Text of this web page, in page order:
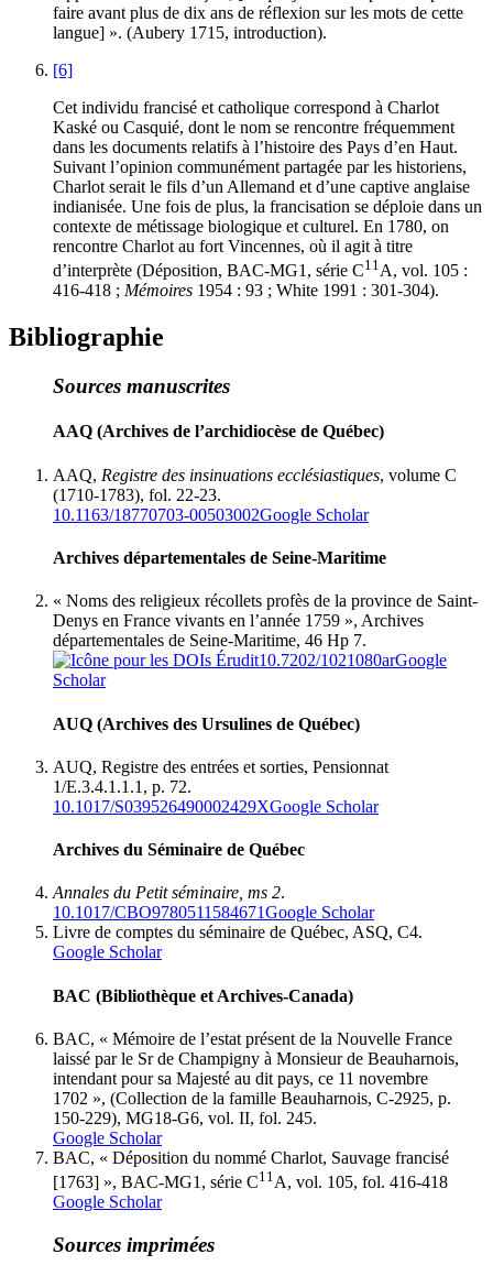
faire avant plus de dix ans de réflexion sur les mots de cette
langue] ». (Aubery 1715, introduction).
[6]
Cet individu francisé et catholique correspond à Charlot
Kaské ou Casquié, dont le nom se rencontre fréquemment
dans les documents relatifs à l’histoire des Pays d’en Haut.
Suivant l’opinion communément partagée par les historiens,
Charlot serait le fils d’un Allemand et d’une captive anglaise
indianisée. Une fois de plus, la francisation se déploie dans un
contexte de métissage biologique et culturel. En 1780, on
rencontre Charlot au fort Vincennes, où il agit à titre
d’interprète (Déposition, BAC-MG1, série C11A, vol. 105 :
416-418 ; Mémoires 1954 : 93 ; White 1991 : 301-304).
Bibliographie
Sources manuscrites
AAQ (Archives de l’archidiocèse de Québec)
AAQ, Registre des insinuations ecclésiastiques, volume C
(1710-1783), fol. 22-23.
10.1163/18770703-00503002Google Scholar
Archives départementales de Seine-Maritime
« Noms des religieux récollets profès de la province de Saint-
Denys en France vivants en l’année 1759 », Archives
départementales de Seine-Maritime, 46 Hp 7.
10.7202/1021080arGoogle
Scholar
AUQ (Archives des Ursulines de Québec)
AUQ, Registre des entrées et sorties, Pensionnat
1/E.3.4.1.1.1, p. 72.
10.1017/S039526490002429XGoogle Scholar
Archives du Séminaire de Québec
Annales du Petit séminaire, ms 2.
10.1017/CBO9780511584671Google Scholar
Livre de comptes du séminaire de Québec, ASQ, C4.
Google Scholar
BAC (Bibliothèque et Archives-Canada)
BAC, « Mémoire de l’estat présent de la Nouvelle France
laissé par le Sr de Champigny à Monsieur de Beauharnois,
intendant pour sa Majesté au dit pays, ce 11 novembre
1702 », (Collection de la famille Beauharnois, C-2925, p.
150-229), MG18-G6, vol. II, fol. 245.
Google Scholar
BAC, « Déposition du nommé Charlot, Sauvage francisé
[1763] », BAC-MG1, série C11 A, vol. 105, fol. 416-418
Google Scholar
Sources imprimées